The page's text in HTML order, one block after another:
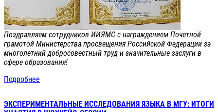
Поздравляем сотрудников ИИЯМС с награждением Почетной
грамотой Министерства просвещения Российской Федерации за
многолетний добросовестный труд и значительные заслуги в
сфере образования!
Подробнее
ЭКСПЕРИМЕНТАЛЬНЫЕ ИССЛЕДОВАНИЯ ЯЗЫКА В МГУ: ИТОГИ